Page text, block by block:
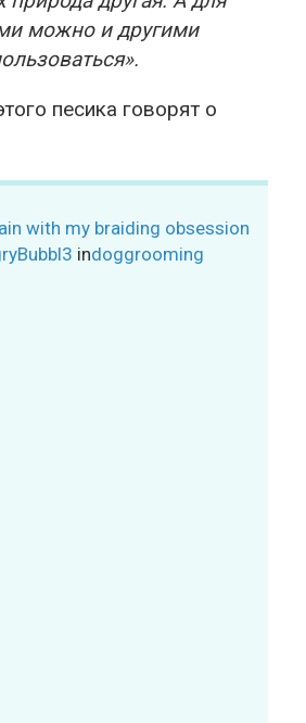
можно и другими
песика говорят о
with my braiding obsession
indoggrooming